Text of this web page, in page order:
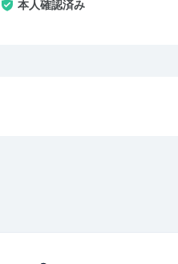
本人確認済み